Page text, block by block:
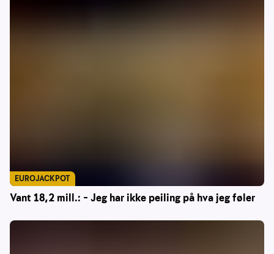
Vant 18,2 mill.: – Jeg har ikke peiling på hva jeg føler
EUROJACKPOT